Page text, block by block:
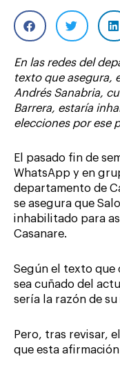
En las redes del
texto que asegura,
Andrés Sanabria,
Barrera, estaría
elecciones por ese
El pasado fin de
WhatsApp y en
departamento de
se asegura que
inhabilitado para
Casanare.
Según el texto que
sea cuñado del
sería la razón de
Pero, tras revisar,
que esta